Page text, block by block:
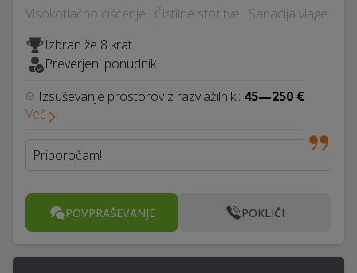
Visokotlačno čiščenje · Čistilne storitve · Sanacija vlage
Izbran že 8 krat
Preverjeni ponudnik
Izsuševanje prostorov z razvlažilniki: 45—250 €
Več
Priporočam!
POVPRAŠEVANJE POKLIČI